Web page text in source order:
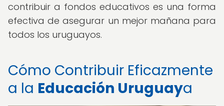
contribuir a fondos educativos es una forma
efectiva de asegurar un mejor mañana para
todos los uruguayos.
Cómo Contribuir Eficazmente
a la Educación Uruguaya